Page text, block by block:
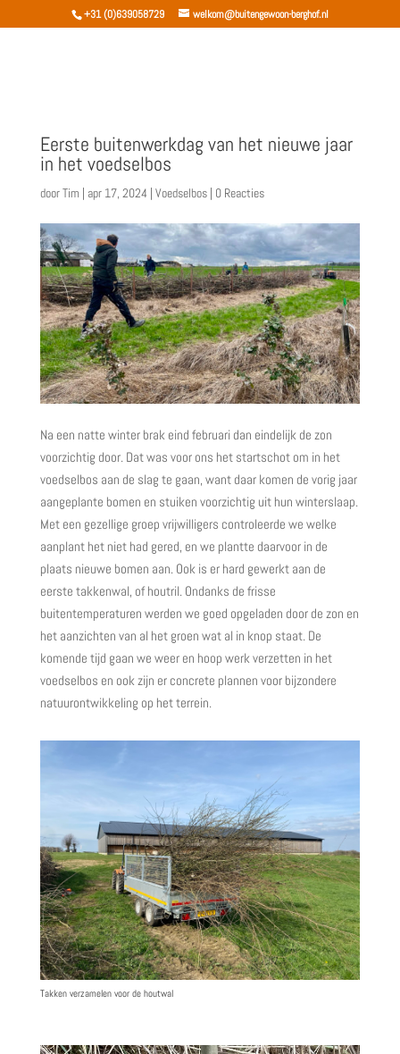
+31 (0)639058729 welkom@buitengewoon-berghof.nl
Eerste buitenwerkdag van het nieuwe jaar
in het voedselbos
doorTim | apr 17, 2024 | Voedselbos| 0 Reacties
Na een natte winter brak eind februari dan eindelijk de zon
voorzichtig door. Dat was voor ons het startschot om in het
voedselbos aan de slag te gaan, want daar komen de vorig jaar
aangeplante bomen en stuiken voorzichtig uit hun winterslaap.
Met een gezellige groep vrijwilligers controleerde we welke
aanplant het niet had gered, en we plantte daarvoor in de
plaats nieuwe bomen aan. Ook is er hard gewerkt aan de
eerste takkenwal, of houtril. Ondanks de frisse
buitentemperaturen werden we goed opgeladen door de zon en
het aanzichten van al het groen wat al in knop staat. De
komende tijd gaan we weer en hoop werk verzetten in het
voedselbos en ook zijn er concrete plannen voor bijzondere
natuurontwikkeling op het terrein.
Takken verzamelen voor de houtwal